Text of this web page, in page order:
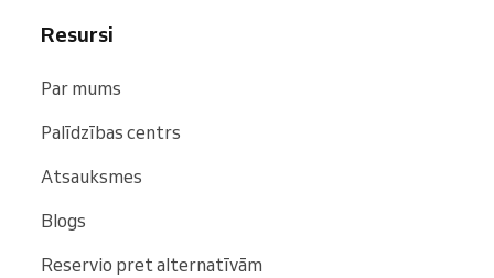
Resursi
Par mums
Palīdzības centrs
Atsauksmes
Blogs
Reservio pret alternatīvām